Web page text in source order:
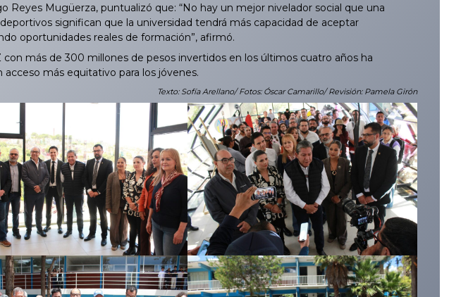
Mugüerza, puntualizó que: “No hay un mejor nivelador social que una
significan que la universidad tendrá más capacidad de aceptar
oportunidades reales de formación”, afirmó.
más de 300 millones de pesos invertidos en los últimos cuatro años ha
más equitativo para los jóvenes.
Texto: Sofía Arellano/ Fotos: Óscar Camarillo/ Revisión: Pamela Girón